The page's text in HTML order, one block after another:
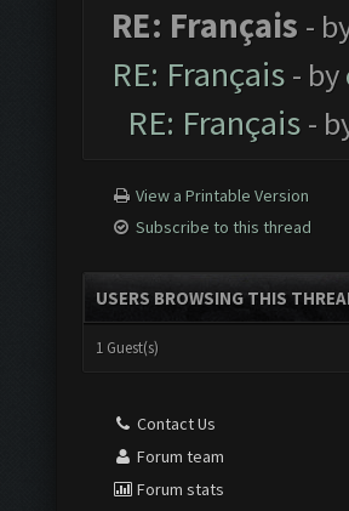
RE: Français -
RE: Français - by
RE: Français -
View a Printable Version
Subscribe to this thread
USERS BROWSING THIS
1 Guest(s)
Contact Us
Forum team
Forum stats